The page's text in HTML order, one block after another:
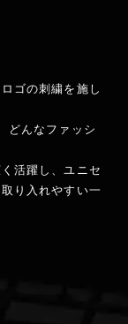
ゴの刺繍を施し
どんなファッシ
活躍し、ユニセ
り入れやすい一